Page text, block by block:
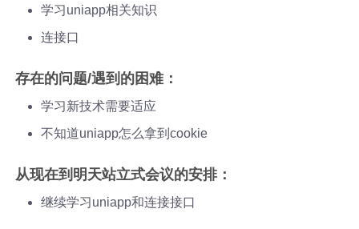
学习uniapp相关知识
连接口
存在的问题/遇到的困难：
学习新技术需要适应
不知道uniapp怎么拿到cookie
从现在到明天站立式会议的安排：
继续学习uniapp和连接接口